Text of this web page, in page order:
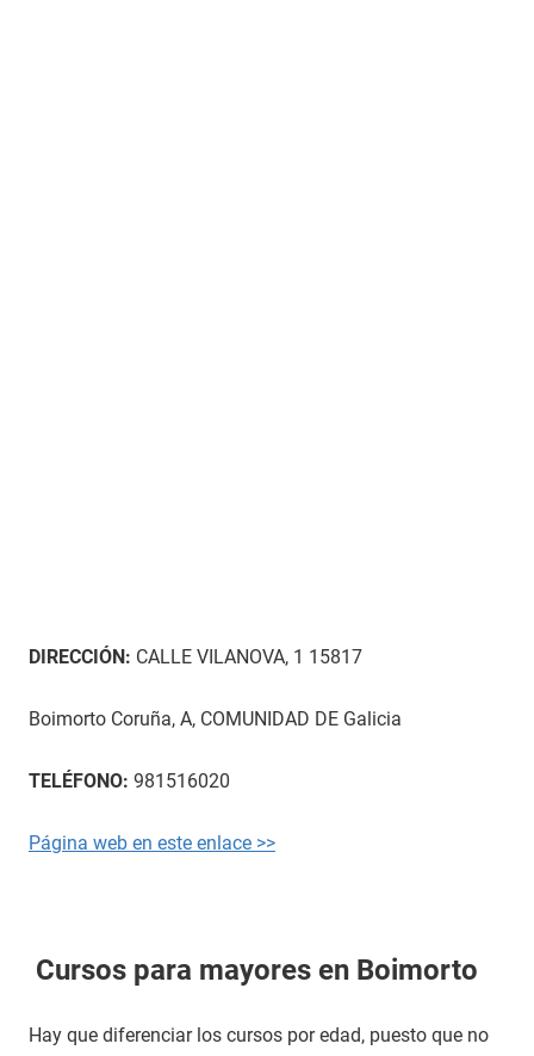
DIRECCIÓN: CALLE VILANOVA, 1 15817
Boimorto Coruña, A, COMUNIDAD DE Galicia
TELÉFONO: 981516020
Página web en este enlace >>
Cursos para mayores en Boimorto
Hay que diferenciar los cursos por edad, puesto que no